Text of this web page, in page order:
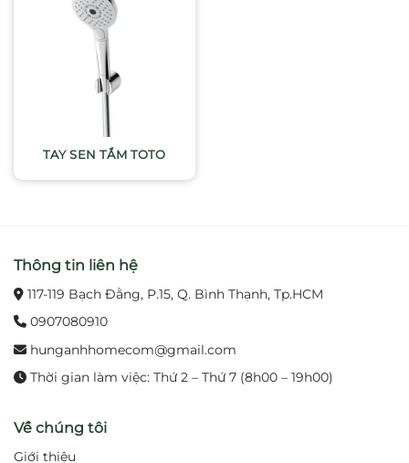
TAY SEN TẮM TOTO
Thông tin liên hệ
117-119 Bạch Đằng, P.15, Q. Bình Thạnh, Tp.HCM
0907080910
hunganhhomecom@gmail.com
Thời gian làm việc: Thứ 2 – Thứ 7 (8h00 – 19h00)
Về chúng tôi
Giới thiệu